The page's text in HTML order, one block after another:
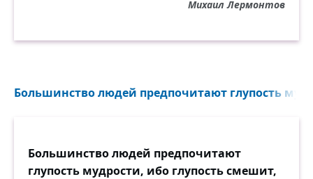
Михаил Лермонтов
Большинство людей предпочитают глупость
Большинство людей предпочитают
глупость мудрости, ибо глупость смешит,